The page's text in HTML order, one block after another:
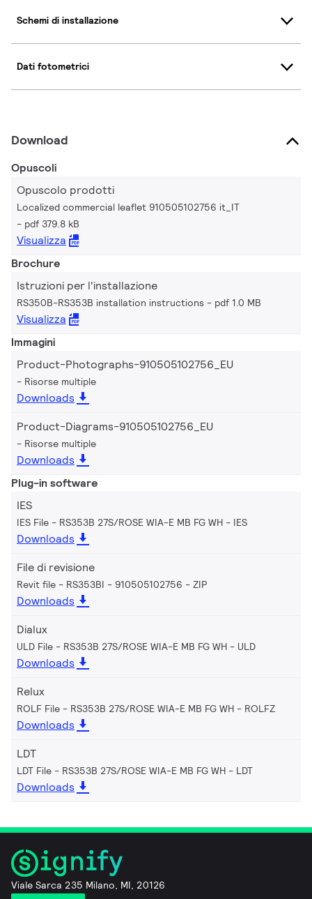
Schemi di installazione
Dati fotometrici
Download
Opuscoli
Opuscolo prodotti
Localized commercial leaflet 910505102756 it_IT
pdf 379.8 kB
Visualizza
Brochure
Istruzioni per l'installazione
RS350B-RS353B installation instructions pdf 1.0 MB
Visualizza
Immagini
Product-Photographs-910505102756_EU
Risorse multiple
Downloads
Product-Diagrams-910505102756_EU
Risorse multiple
Downloads
Plug-in software
IES
IES File - RS353B 27S/ROSE WIA-E MB FG WH IES
Downloads
File di revisione
Revit file - RS353BI - 910505102756 ZIP
Downloads
Dialux
ULD File - RS353B 27S/ROSE WIA-E MB FG WH ULD
Downloads
Relux
ROLF File - RS353B 27S/ROSE WIA-E MB FG WH ROLFZ
Downloads
LDT
LDT File - RS353B 27S/ROSE WIA-E MB FG WH LDT
Downloads
Viale Sarca 235 Milano, MI, 20126